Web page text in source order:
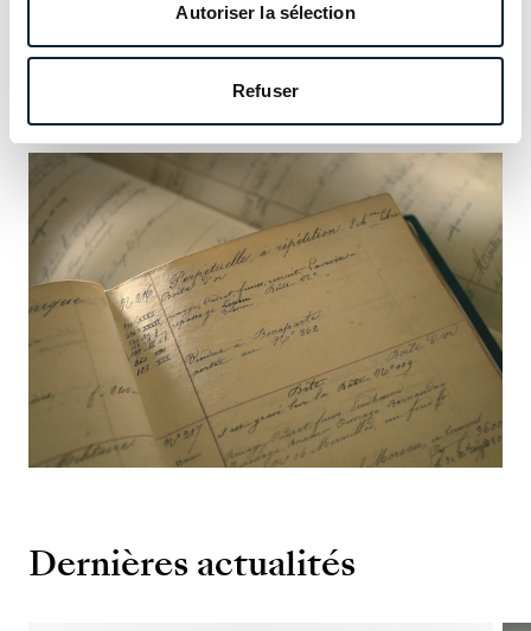
Autoriser la sélection
Refuser
notre héritage et saisissez l’occasion d’y inscrire le vôtre.
Dernières actualités